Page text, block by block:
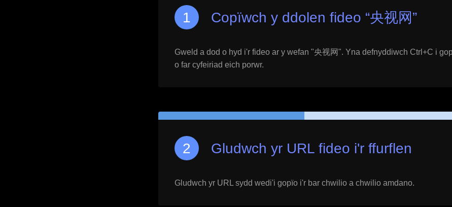
Copïwch y ddolen fideo “央视网”
Gweld a dod o hyd i'r fideo ar y wefan "央视网". Yna defnyddiwch Ctrl+C i
o far cyfeiriad eich porwr.
Gludwch yr URL fideo i'r ffurflen
Gludwch yr URL sydd wedi'i gopïo i'r bar chwilio a chwilio amdano.